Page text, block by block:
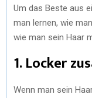
Um das Beste aus
man lernen, wie
wie man sein Haar
1. Locker
Wenn man sein